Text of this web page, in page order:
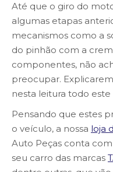
Até que o giro do
algumas etapas
mecanismos como a
do pinhão com a
componentes, não
preocupar.
nesta leitura todo este
Pensando que estes
o veículo, a nossa loja
Auto Peças conta
seu carro das marcas